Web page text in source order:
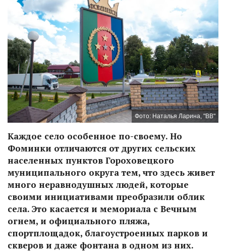
Фото: Наталья Ларина, "ВВ"
Каждое село особенное по-своему. Но
Фоминки отличаются от других сельских
населенных пунктов Гороховецкого
муниципального округа тем, что здесь живет
много неравнодушных людей, которые
своими инициативами преобразили облик
села. Это касается и мемориала с Вечным
огнем, и официального пляжа,
спортплощадок, благоустроенных парков и
скверов и даже фонтана в одном из них.